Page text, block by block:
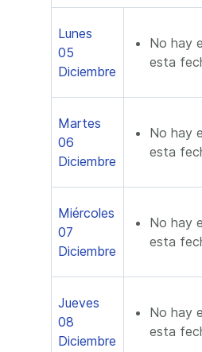
Lunes
05
Diciembre
No hay
esta
Martes
06
Diciembre
No hay
esta
Miércoles
07
Diciembre
No hay
esta
Jueves
08
Diciembre
No hay
esta